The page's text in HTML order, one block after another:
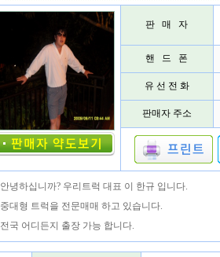
판 매 자
핸 드 폰
유 선 전 화
판매자 주소
안녕하십니까? 우리트럭 대표 이 한규 입니다.
중대형 트럭을 전문매매 하고 있습니다.
전국 어디든지 출장 가능 합니다.